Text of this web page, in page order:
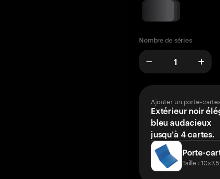
Nombre de séries
Ajouter un porte-
Extérieur noir
bleu audacieux
jusqu'à 4 cartes.
Porte-
Taille :